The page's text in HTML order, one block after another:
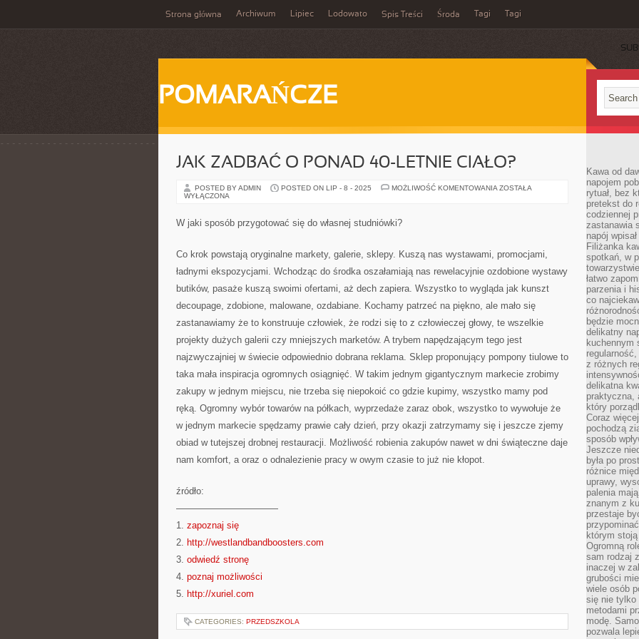
Strona główna Archiwum Lipiec Lodowato Spis Treści Środa Tagi Tagi
POMARAŃCZE
JAK ZADBAĆ O PONAD 40-LETNIE CIAŁO?
POSTED BY ADMIN POSTED ON LIP - 8 - 2025 MOŻLIWOŚĆ KOMENTOWANIA JAK
ZOSTAŁA
WYŁĄCZONA
W jaki sposób przygotować się do własnej studniówki?
Co krok powstają oryginalne markety, galerie, sklepy. Kuszą nas wystawami, promocjami,
ładnymi ekspozycjami. Wchodząc do środka oszałamiają nas rewelacyjnie ozdobione wystawy
butików, pasaże kuszą swoimi ofertami, aż dech zapiera. Wszystko to wygląda jak kunszt
decoupage, zdobione, malowane, ozdabiane. Kochamy patrzeć na piękno, ale mało się
zastanawiamy że to konstruuje człowiek, że rodzi się to z człowieczej głowy, te wszelkie
projekty dużych galerii czy mniejszych marketów. A trybem napędzającym tego jest
najzwyczajniej w świecie odpowiednio dobrana reklama. Sklep proponujący pompony tiulowe to
taka mała inspiracja ogromnych osiągnięć. W takim jednym gigantycznym markecie zrobimy
zakupy w jednym miejscu, nie trzeba się niepokoić co gdzie kupimy, wszystko mamy pod
ręką. Ogromny wybór towarów na półkach, wyprzedaże zaraz obok, wszystko to wywołuje że
w jednym markecie spędzamy prawie cały dzień, przy okazji zatrzymamy się i jeszcze zjemy
obiad w tutejszej drobnej restauracji. Możliwość robienia zakupów nawet w dni świąteczne daje
nam komfort, a oraz o odnalezienie pracy w owym czasie to już nie kłopot.
źródło:
———————————
1. zapoznaj się
2. http://westlandbandboosters.com
3. odwiedź stronę
4. poznaj możliwości
5. http://xuriel.com
CATEGORIES: PRZEDSZKOLA
Kawa od
napojem
rytuał, bez
pretekst do
codziennej
zastanawia
napój
Filiżanka
spotkań, w
łatwo
parzenia i
co
będzie
delikatny
kuchennym
z różnych
delikatna
praktyczna,
który
Coraz
pochodzą
sposób
Jeszcze
była po
różnice
uprawy,
palenia
znanym z
przestaje
którym
Ogromną
sam rodzaj
inaczej w
grubości
wiele osób
się nie tylko
metodami
modę.
pozwala